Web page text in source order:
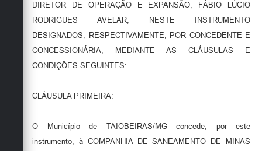
DIRETOR DE OPERAÇÃO E EXPANSÃO, FÁBIO LÚCIO
RODRIGUES AVELAR, NESTE INSTRUMENTO
DESIGNADOS, RESPECTIVAMENTE, POR CONCEDENTE E
CONCESSIONÁRIA, MEDIANTE AS CLÁUSULAS E
CONDIÇÕES SEGUINTES:
CLÁUSULA PRIMEIRA:
O Município de TAIOBEIRAS/MG concede, por este
instrumento, à COMPANHIA DE SANEAMENTO DE MINAS